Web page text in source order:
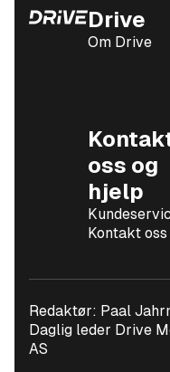
Drive
Om Drive
oss og
hjelp
Kontakt oss
Redaktør: Paal
Daglig leder Drive
AS